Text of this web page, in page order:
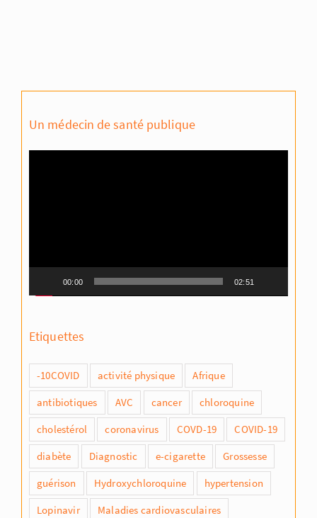
Un médecin de santé publique
00:00 02:51
Etiquettes
-10COVID activité physique
Afrique
antibiotiques
AVC cancer
chloroquine
cholestérol
coronavirus COVD-19
COVID-19
diabète
Diagnostic e-cigarette
Grossesse
guérison
Hydroxychloroquine
hypertension
Lopinavir
Maladies cardiovasculaires